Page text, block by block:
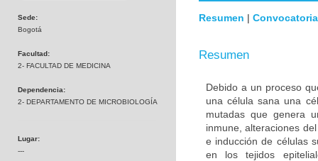
Sede:
Bogotá
Facultad:
2- FACULTAD DE MEDICINA
Dependencia:
2- DEPARTAMENTO DE MICROBIOLOGÍA
Lugar:
---
Resumen | Convocatoria
Resumen
Debido a un proceso
una célula sana una
mutadas que genera
inmune, alteraciones
e inducción de células
en los tejidos